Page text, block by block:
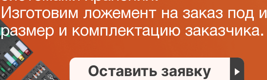
Изготовим ложемент на заказ под
размер и комплектацию заказчика.
Оставить заявку